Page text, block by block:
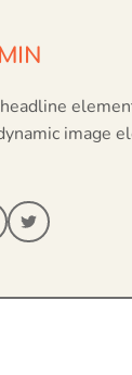
image